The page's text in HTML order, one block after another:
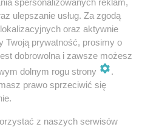
marek.w
Atej
Napisz notkę
ulepszanie usług. Za zgodą
oraz aktywnie
Twoją prywatność, prosimy o
dobrowolna i zawsze możesz
dolnym rogu strony
.
prawo sprzeciwić się
z naszych serwisów